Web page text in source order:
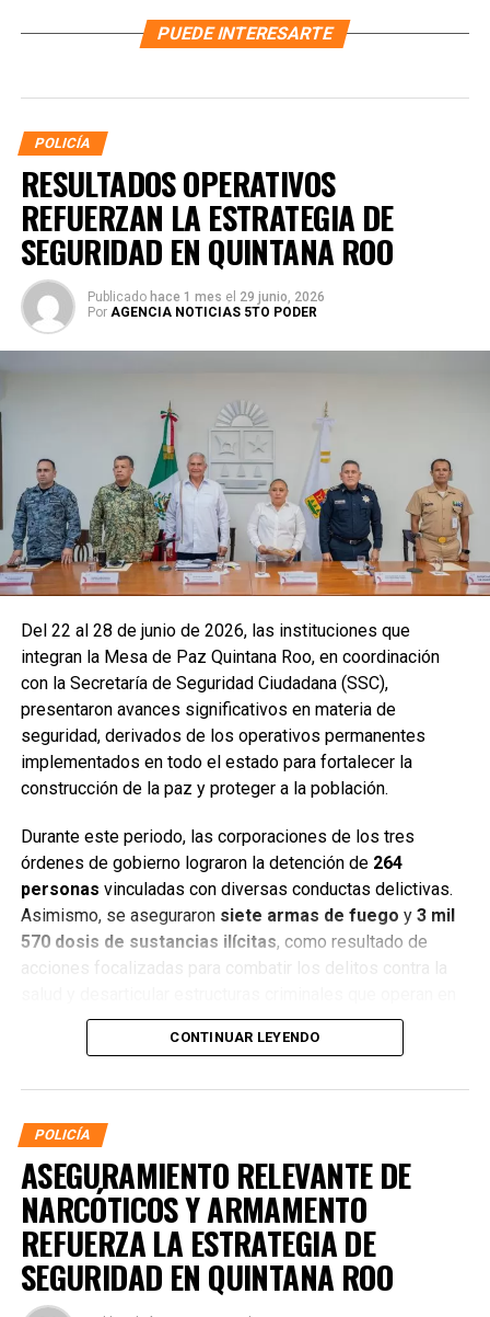
PUEDE INTERESARTE
POLICÍA
RESULTADOS OPERATIVOS
REFUERZAN LA ESTRATEGIA DE
SEGURIDAD EN QUINTANA ROO
Publicado hace 1 mes el 29 junio, 2026
Por AGENCIA NOTICIAS 5TO PODER
Del 22 al 28 de junio de 2026, las instituciones que
integran la Mesa de Paz Quintana Roo, en coordinación
con la Secretaría de Seguridad Ciudadana (SSC),
presentaron avances significativos en materia de
seguridad, derivados de los operativos permanentes
implementados en todo el estado para fortalecer la
construcción de la paz y proteger a la población.
Durante este periodo, las corporaciones de los tres
órdenes de gobierno lograron la detención de 264
personas vinculadas con diversas conductas delictivas.
Asimismo, se aseguraron siete armas de fuego y 3 mil
570 dosis de sustancias ilícitas, como resultado de
acciones focalizadas para combatir los delitos contra la
distintos municipios.
CONTINUAR LEYENDO
POLICÍA
ASEGURAMIENTO RELEVANTE DE
NARCÓTICOS Y ARMAMENTO
REFUERZA LA ESTRATEGIA DE
SEGURIDAD EN QUINTANA ROO